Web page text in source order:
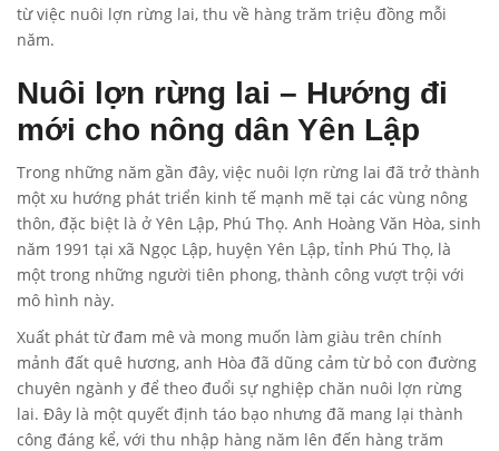
từ việc nuôi lợn rừng lai, thu về hàng trăm triệu đồng mỗi
năm.
Nuôi lợn rừng lai – Hướng đi
mới cho nông dân Yên Lập
Trong những năm gần đây, việc nuôi lợn rừng lai đã trở thành
một xu hướng phát triển kinh tế mạnh mẽ tại các vùng nông
thôn, đặc biệt là ở Yên Lập, Phú Thọ. Anh Hoàng Văn Hòa, sinh
năm 1991 tại xã Ngọc Lập, huyện Yên Lập, tỉnh Phú Thọ, là
một trong những người tiên phong, thành công vượt trội với
mô hình này.
Xuất phát từ đam mê và mong muốn làm giàu trên chính
mảnh đất quê hương, anh Hòa đã dũng cảm từ bỏ con đường
chuyên ngành y để theo đuổi sự nghiệp chăn nuôi lợn rừng
lai. Đây là một quyết định táo bạo nhưng đã mang lại thành
công đáng kể, với thu nhập hàng năm lên đến hàng trăm